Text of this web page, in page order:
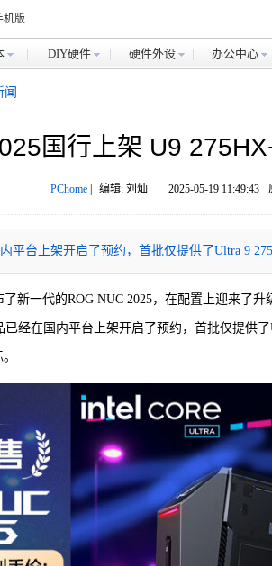
机版
DIY硬件 硬件外设 办公中心
闻
国行上架 U9
PChome| 编辑: 刘灿 2025-05-19 11:49:43
平台上架开启了预约，首批仅提供了Ultra 9
新一代的ROG NUC 2025，在配置上迎来了
经在国内平台上架开启了预约，首批仅提供